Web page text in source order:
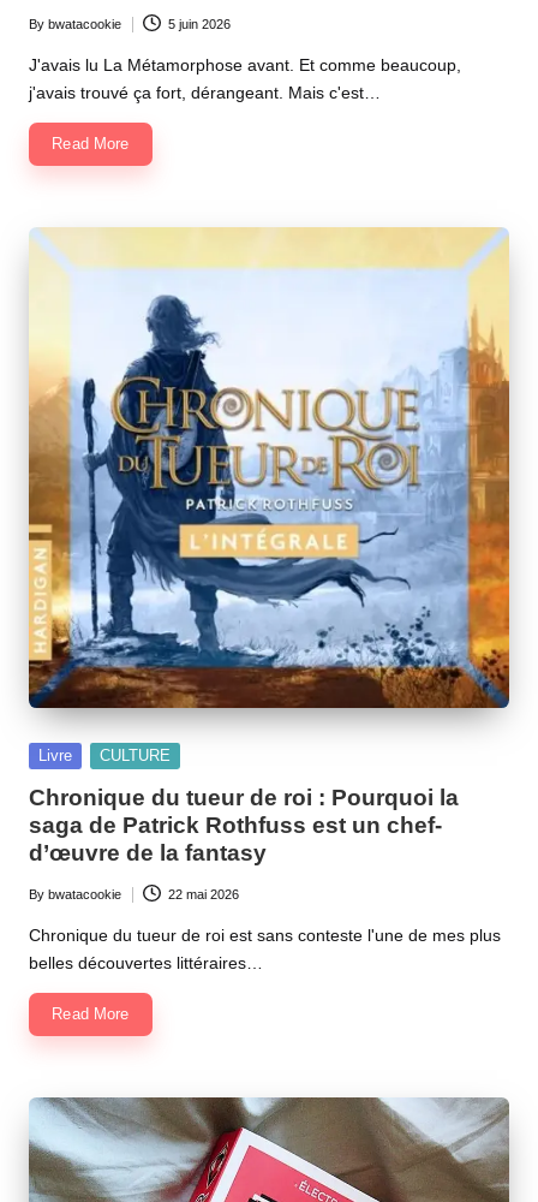
Posted
by
By bwatacookie 5 juin 2026
J'avais lu La Métamorphose avant. Et comme beaucoup,
j'avais trouvé ça fort, dérangeant. Mais c'est…
Read More
Posted
Livre CULTURE
Chronique du tueur de roi : Pourquoi la
saga de Patrick Rothfuss est un chef-
d’œuvre de la fantasy
Posted
by
By bwatacookie 22 mai 2026
Chronique du tueur de roi est sans conteste l'une de mes plus
belles découvertes littéraires…
Read More